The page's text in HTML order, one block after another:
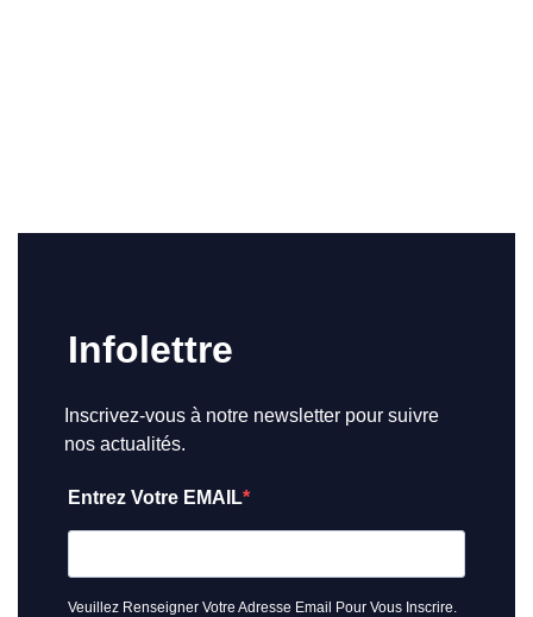
Infolettre
Inscrivez-vous à notre newsletter pour suivre
nos actualités.
Entrez Votre EMAIL
Veuillez Renseigner Votre Adresse Email Pour Vous Inscrire.